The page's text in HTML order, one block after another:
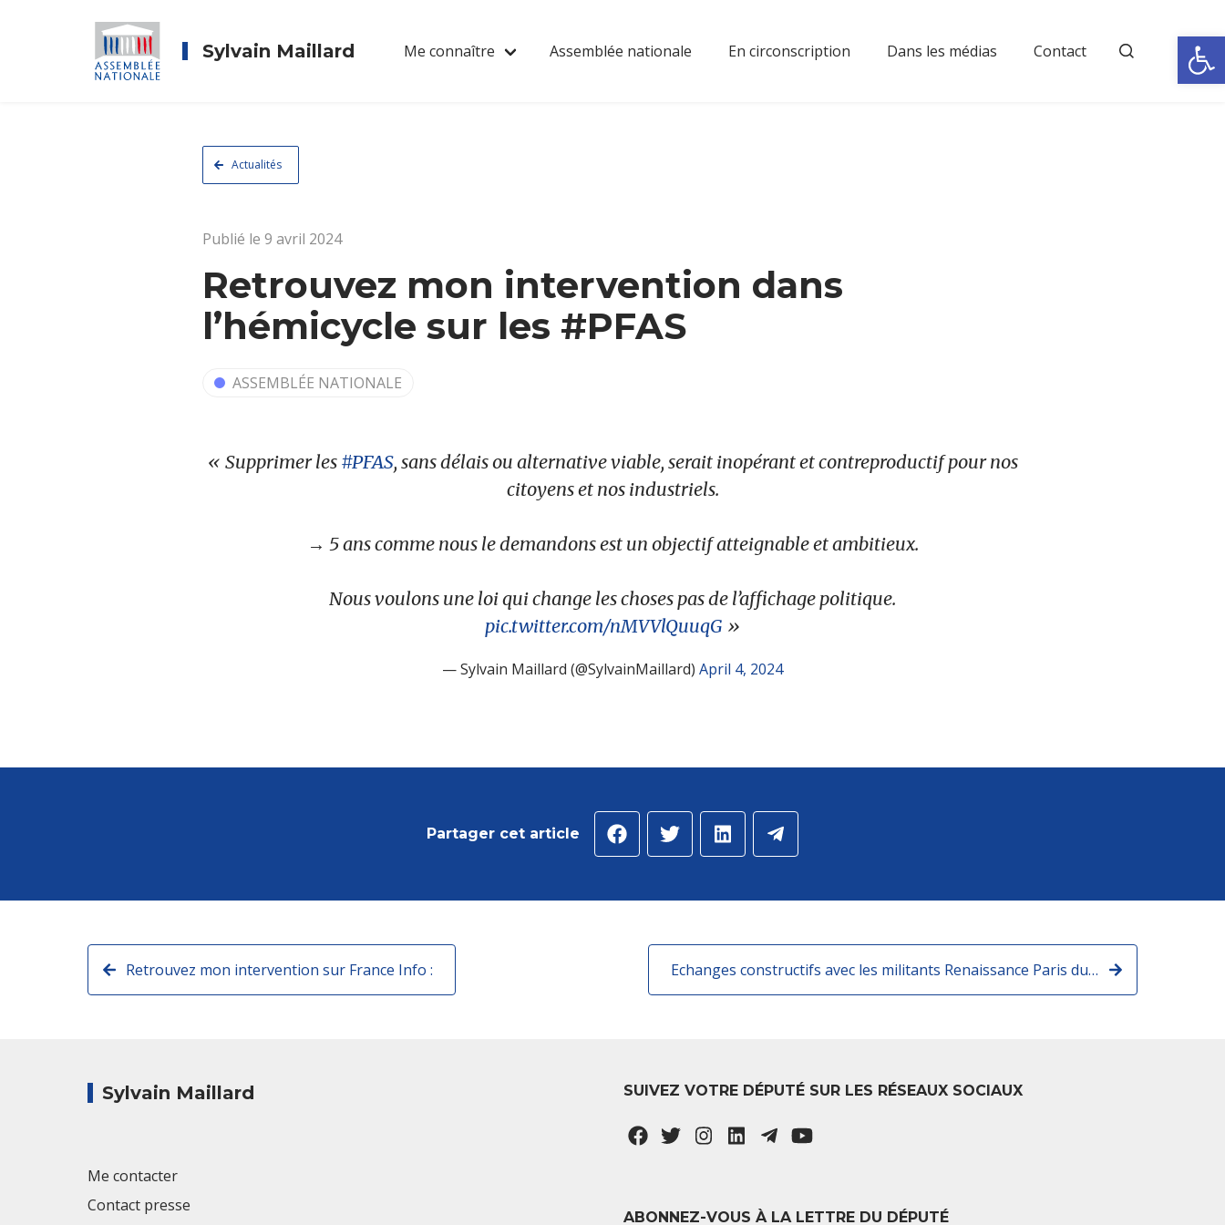
Ouvrir
Sylvain Maillard Me connaître Assemblée nationale En circonscription Dans les médias Contact
Actualités
Publié le 9 avril 2024
Retrouvez mon intervention dans
l’hémicycle sur les #PFAS
ASSEMBLÉE NATIONALE
Supprimer les #PFAS, sans délais ou alternative viable, serait inopérant et contreproductif pour nos
citoyens et nos industriels.
→ 5 ans comme nous le demandons est un objectif atteignable et ambitieux.
Nous voulons une loi qui change les choses pas de l’affichage politique.
pic.twitter.com/nMVVlQuuqG
— Sylvain Maillard (@SylvainMaillard) April 4, 2024
Partager cet article
Retrouvez mon intervention sur France Info : Echanges constructifs avec les militants Renaissance Paris du 9ème arrondissement
Sylvain Maillard
Me contacter
Contact presse
SUIVEZ VOTRE DÉPUTÉ SUR LES RÉSEAUX SOCIAUX
ABONNEZ-VOUS À LA LETTRE DU DÉPUTÉ